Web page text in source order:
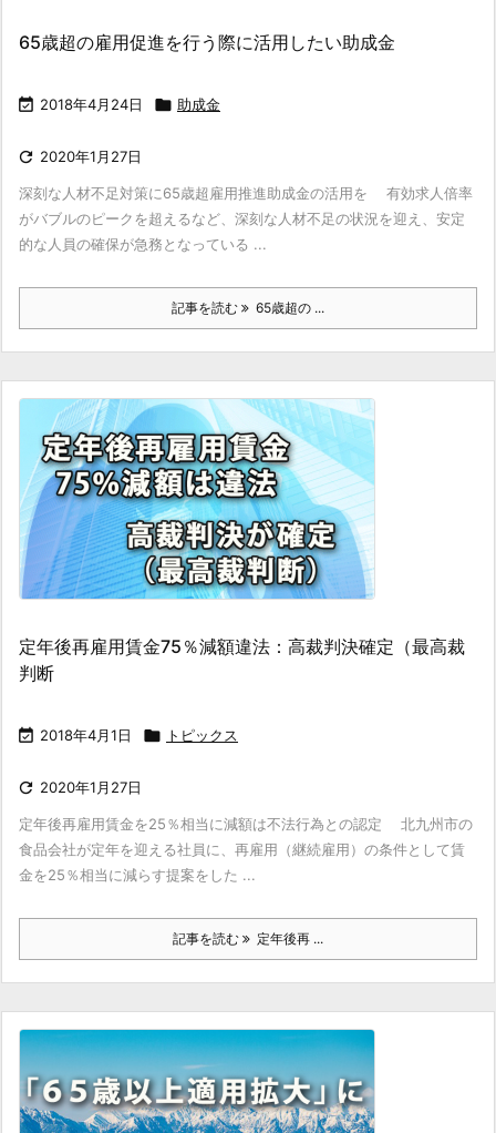
65歳超の雇用促進を行う際に活用したい助成金
 2018年4月24日  助成金
 2020年1月27日
深刻な人材不足対策に65歳超雇用推進助成金の活用を 有効求人倍率
がバブルのピークを超えるなど、深刻な人材不足の状況を迎え、安定
的な人員の確保が急務となっている ...
記事を読む 65歳超の ...
定年後再雇用賃金75％減額違法：高裁判決確定（最高裁
判断
 2018年4月1日  トピックス
 2020年1月27日
定年後再雇用賃金を25％相当に減額は不法行為との認定 北九州市の
食品会社が定年を迎える社員に、再雇用（継続雇用）の条件として賃
金を25％相当に減らす提案をした ...
記事を読む 定年後再 ...